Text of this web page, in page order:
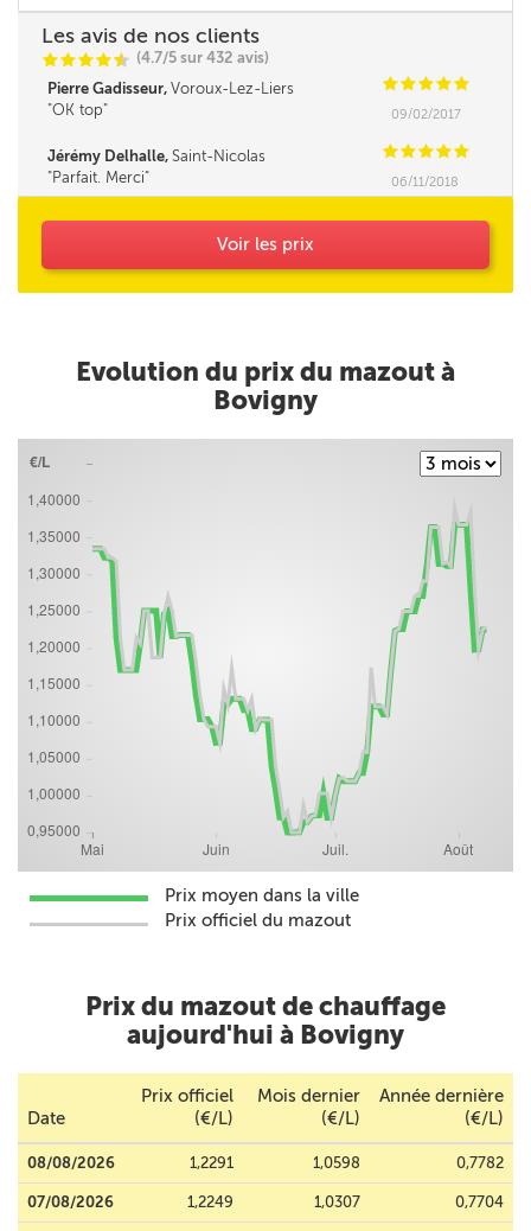
Les avis de nos clients
CCCCi
@ (4.7/5 sur 432 avis)
Pierre Gadisseur, Voroux-Lez-Liers CCCCC
OK top
09/02/2017
Jérémy Delhalle, Saint-Nicolas CCCCC
Parfait. Merci
06/11/2018
Voir les prix
Evolution du prix du mazout à
Bovigny
Prix moyen dans la ville
Prix officiel du mazout
Prix du mazout de chauffage
aujourd'hui à Bovigny
Date
Prix officiel
(€/L)
Mois dernier
(€/L)
Année dernière
(€/L)
08/08/2026 1,2291 1,0598 0,7782
07/08/2026 1,2249 1,0307 0,7704